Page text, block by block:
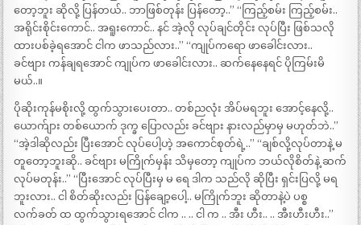
တော့ဘူး ဆိုလို့ ပြန်တယ်.. ဘာဖြစ်တုန်း ပြန်တော့..” “ကြည့်စမ်း ကြည့်စမ်း..
အရိုင်းစိုင်းကောင်.. အရူးကောင်.. နင် အဲ့လို လုပ်ချင်တိုင်း လုပ်ပြီး ဖြစ်သလို
ထားပစ်ခဲ့ရအောင် ငါက ဖာသည်လား..” “ကျုပ်ကရော ဖာခေါင်းလား..
ခင်ဗျား ကန်ချရအောင် ကျုပ်က ဖာခေါင်းလား.. ဆက်နေနေရင် ပိုကြမ်းမိ
မယ်..။
ပိုဆိုးကုန်မစိုးလို့ ထွက်သွားပေးတာ.. တစ်ညလုံး အိပ်မရဘူး အောင့်နေလို့..
ယောက်ျား တစ်ယောက် ဒုက္ခ ပြောလည်း ခင်ဗျား နားလည်မှာမှ မဟုတ်ဘဲ..”
“အဲ့ဒါဆိုလည်း ပြီးအောင် လုပ်ပေါ့ဟဲ့ အကောင်စုတ်ရဲ့..” “ချစ်လို့လုပ်တာနဲ့ မ
တူတော့ဘူးဆို.. ခင်ဗျား မကြိုက်မှန်း သိမှတော့ ကျုပ်က ဘယ်လိုစိတ်နဲ့ ဆက်
လုပ်မတုန်း..” “ပြီးအောင် လုပ်ပြီးမှ မ ရေ ဒါက သည်လို ဆိုပြီး ရှင်းပြလို့ မရ
ဘူးလား.. ငါ စိတ်ဆိုးလည်း ပြန်ချော့ပေါ့.. မကြိုက်ဘူး ဆိုတာနဲ့ပဲ ပစ္စ
လက်ခတ် ထ ထွက်သွားရအောင် ငါက .. .. ငါ က .. အီး ဟီး.. .. အီးဟီးဟီး..”